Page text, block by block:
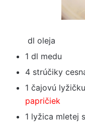
dl oleja
1 dl medu
4 strúčiky
1 čajovú
papričiek
1 lyžica mletej